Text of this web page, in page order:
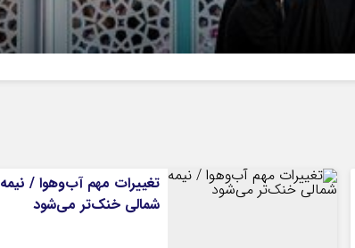
تغییرات مهم آب‌وهوا / نیمه
شمالی خنک‌تر می‌شود